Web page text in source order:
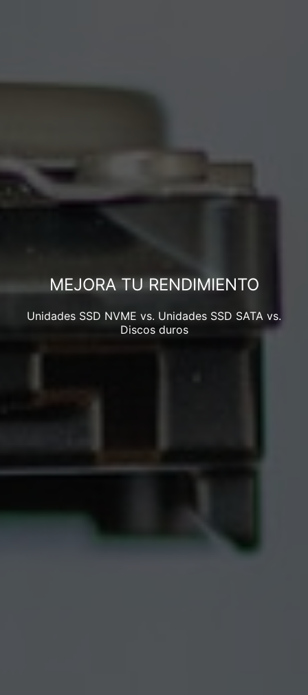
MEJORA TU RENDIMIENTO
Unidades SSD NVME vs. Unidades SSD SATA vs.
Discos duros